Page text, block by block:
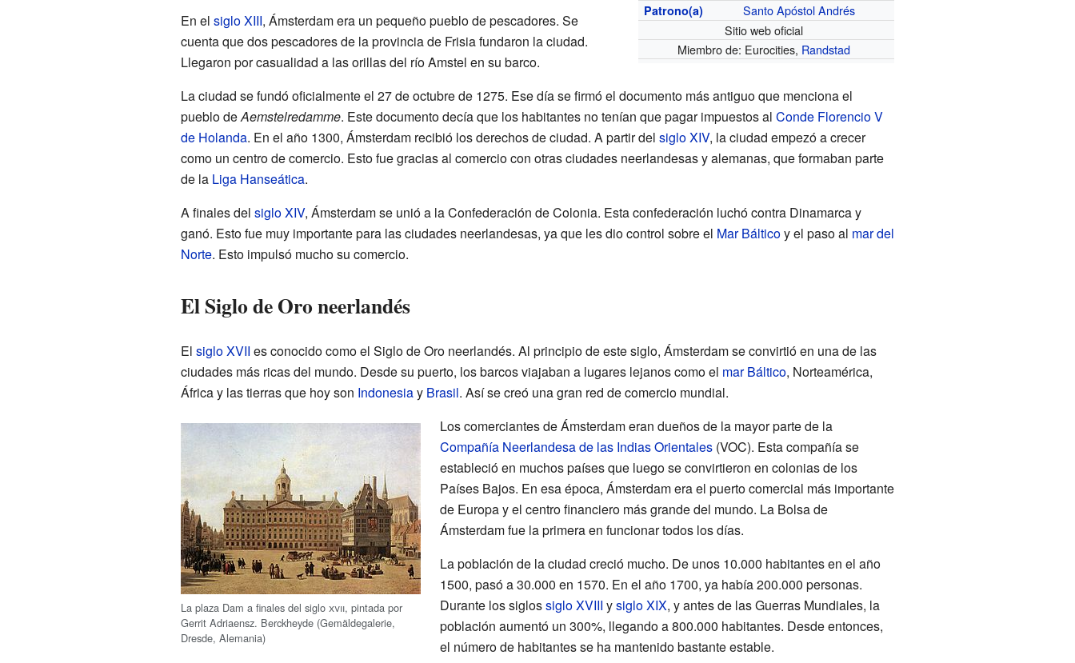
Patrono(a)
Santo Apóstol Andrés
Sitio web oficial
Miembro de: Eurocities, Randstad
En el siglo XIII, Ámsterdam era un pequeño pueblo de pescadores. Se
cuenta que dos pescadores de la provincia de Frisia fundaron la ciudad.
Llegaron por casualidad a las orillas del río Amstel en su barco.
La ciudad se fundó oficialmente el 27 de octubre de 1275. Ese día se firmó el documento más antiguo que menciona el
pueblo deAemstelredamme. Este documento decía que los habitantes no tenían que pagar impuestos al Conde Florencio V
de Holanda. En el año 1300, Ámsterdam recibió los derechos de ciudad. A partir del siglo XIV, la ciudad empezó a crecer
como un centro de comercio. Esto fue gracias al comercio con otras ciudades neerlandesas y alemanas, que formaban parte
de la Liga Hanseática.
A finales del siglo XIV, Ámsterdam se unió a la Confederación de Colonia. Esta confederación luchó contra Dinamarca y
ganó. Esto fue muy importante para las ciudades neerlandesas, ya que les dio control sobre el Mar Bálticoy el paso al mar del
Norte. Esto impulsó mucho su comercio.
El Siglo de Oro neerlandés
El siglo XVII es conocido como el Siglo de Oro neerlandés. Al principio de este siglo, Ámsterdam se convirtió en una de las
ciudades más ricas del mundo. Desde su puerto, los barcos viajaban a lugares lejanos como el mar Báltico, Norteamérica,
África y las tierras que hoy son Indonesiay Brasil. Así se creó una gran red de comercio mundial.
La plaza Dam a finales del siglo xvii, pintada por
Gerrit Adriaensz. Berckheyde (Gemäldegalerie,
Dresde, Alemania)
Los comerciantes de Ámsterdam eran dueños de la mayor parte de la
Compañía Neerlandesa de las Indias Orientales(VOC). Esta compañía se
estableció en muchos países que luego se convirtieron en colonias de los
Países Bajos. En esa época, Ámsterdam era el puerto comercial más importante
de Europa y el centro financiero más grande del mundo. La Bolsa de
Ámsterdam fue la primera en funcionar todos los días.
La población de la ciudad creció mucho. De unos 10.000 habitantes en el año
1500, pasó a 30.000 en 1570. En el año 1700, ya había 200.000 personas.
Durante los siglossiglo XVIII ysiglo XIX, y antes de las Guerras Mundiales, la
población aumentó un 300%, llegando a 800.000 habitantes. Desde entonces,
el número de habitantes se ha mantenido bastante estable.